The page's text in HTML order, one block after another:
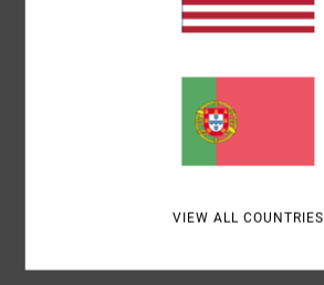
Envio& Devoluciones
VIEW ALL COUNTRIES